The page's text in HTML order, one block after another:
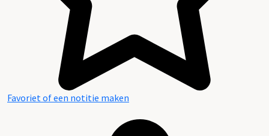
Favoriet of een notitie maken